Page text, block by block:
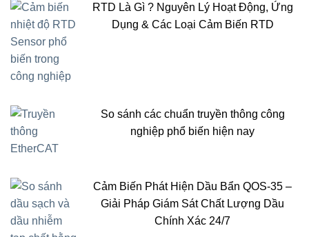
RTD Là Gì ? Nguyên Lý Hoạt Động, Ứng
Dụng & Các Loại Cảm Biến RTD
So sánh các chuẩn truyền thông công
nghiệp phổ biến hiện nay
Cảm Biến Phát Hiện Dầu Bẩn QOS-35 –
Giải Pháp Giám Sát Chất Lượng Dầu
Chính Xác 24/7